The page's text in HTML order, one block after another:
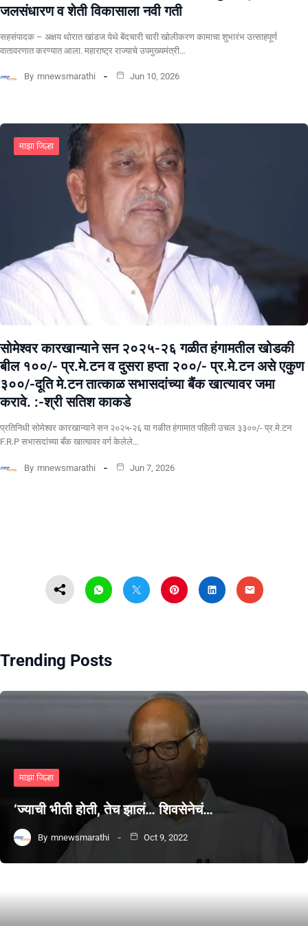
जलसंधारण व शेती विकासाला नवी गती
सहसंपादक – अक्षय थोरात खांडज येथे बेंदचारी चारी खोलीकरण कामाचा शुभारंभ उत्साहपूर्ण
वातावरणात करण्यात आला. महाराष्ट्र राज्याचे उपमुख्यमंत्री…
By mnewsmarathi Jun 10, 2026
माझा जिल्हा
सोमेश्वर कारखान्याने सन २०२५-२६ गळीत हंगामतील खोडकी
बील १००/- प्र.मे.टन व दुसरा हप्ता २००/- प्र.मे.टन असे एकुण
३००/-दूति मे.टन तात्काळ सभासदांच्या बैंक खात्यावर जमा
करावे. :-श्री सतिश काकडे
प्रतिनिधी सोमेश्वर कारखान्याने सन २०२५-२६ या गळीत हंगामात पहिली उचल ३३००/- प्र.मे.टन
F.R.P सभासदांच्या बँक खात्यावर वर्ग केलेले…
By mnewsmarathi Jun 7, 2026
Trending Posts
माझा जिल्हा
‘ज्याची भीती होती, तेच झालं… शिवसेनेचं…
By mnewsmarathi Oct 9, 2022